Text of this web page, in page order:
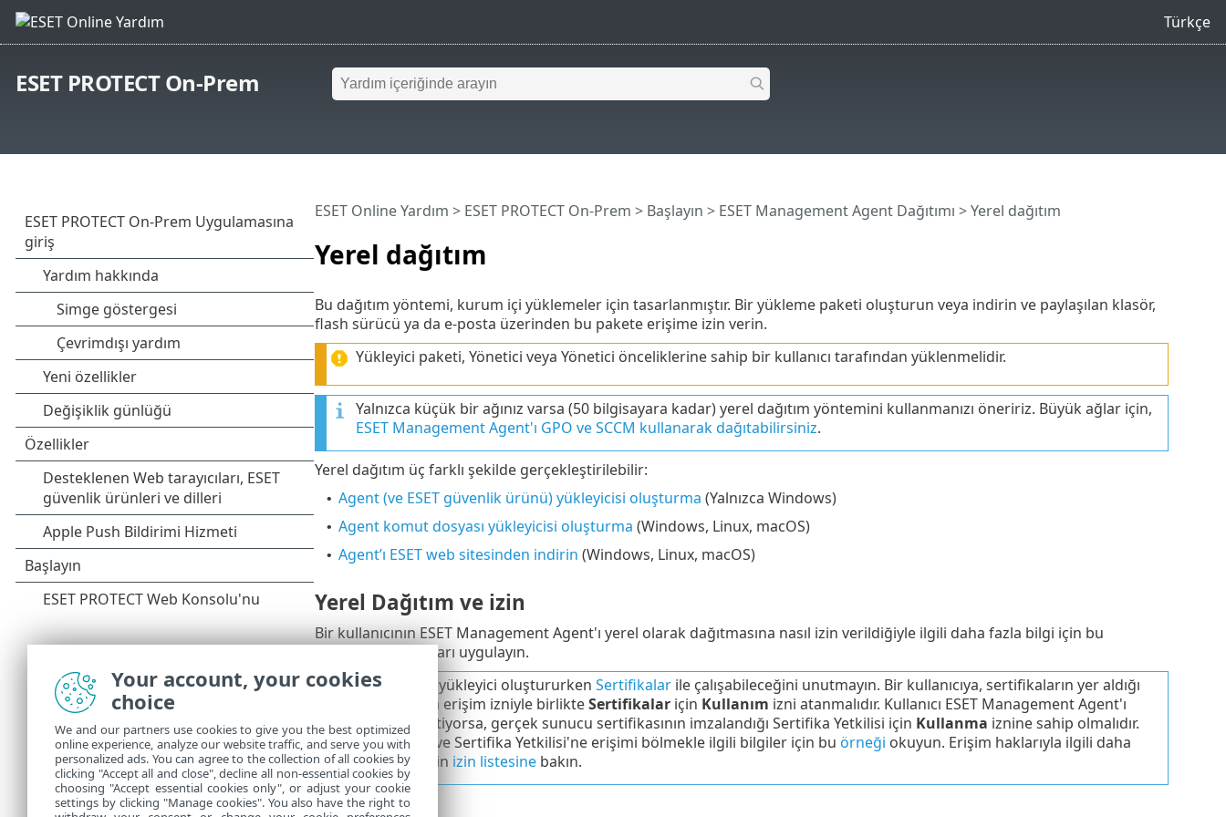
Türkçe
ESET PROTECT On-Prem
Yerel dağıtım
ESET Online Yardım > ESET PROTECT On-Prem > Başlayın > ESET Management Agent Dağıtımı > Yerel dağıtım
Bu dağıtım yöntemi, kurum içi yüklemeler için tasarlanmıştır. Bir yükleme paketi oluşturun veya indirin ve paylaşılan klasör,
flash sürücü ya da e-posta üzerinden bu pakete erişime izin verin.
Yükleyici paketi, Yönetici veya Yönetici önceliklerine sahip bir kullanıcı tarafından yüklenmelidir.
Yalnızca küçük bir ağınız varsa (50 bilgisayara kadar) yerel dağıtım yöntemini kullanmanızı öneririz. Büyük ağlar için,
ESET Management Agent'ı GPO ve SCCM kullanarak dağıtabilirsiniz.
Yerel dağıtım üç farklı şekilde gerçekleştirilebilir:
• Agent (ve ESET güvenlik ürünü) yükleyicisi oluşturma (Yalnızca Windows)
• Agent komut dosyası yükleyicisi oluşturma (Windows, Linux, macOS)
• Agent’ı ESET web sitesinden indirin (Windows, Linux, macOS)
Yerel Dağıtım ve izin
Bir kullanıcının ESET Management Agent'ı yerel olarak dağıtmasına nasıl izin verildiğiyle ilgili daha fazla bilgi için bu
talimatları uygulayın.
Kullanıcının yükleyici oluştururken Sertifikalarile çalışabileceğini unutmayın. Bir kullanıcıya, sertifikaların yer aldığı
statik gruba erişim izniyle birlikteSertifikalariçin Kullanım izni atanmalıdır. Kullanıcı ESET Management Agent'ı
dağıtmak istiyorsa, gerçek sunucu sertifikasının imzalandığı Sertifika Yetkilisi için Kullanma iznine sahip olmalıdır.
Sertifikalar ve Sertifika Yetkilisi'ne erişimi bölmekle ilgili bilgiler için bu örneği okuyun. Erişim haklarıyla ilgili daha
fazla bilgi için izin listesinebakın.
Your account, your cookies
choice
We and our partners use cookies to give you the best optimized
online experience, analyze our website traffic, and serve you with
personalized ads. You can agree to the collection of all cookies by
clicking "Accept all and close", decline all non-essential cookies by
choosing "Accept essential cookies only", or adjust your cookie
settings by clicking "Manage cookies". You also have the right to